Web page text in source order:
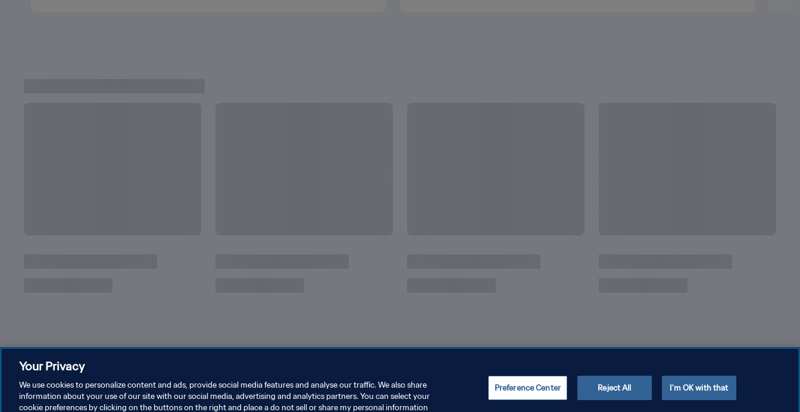
Your Privacy
We use cookies to personalize content and ads, provide social media features and analyse our traffic. We also share
information about your use of our site with our social media, advertising and analytics partners. You can select your
cookie preferences by clicking on the buttons on the right and place a do not sell or share my personal information
Preference Center Reject All I'm OK with that